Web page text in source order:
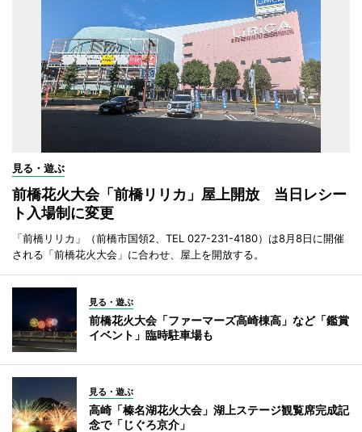
見る・遊ぶ
前橋花火大会「前橋リリカ」屋上開放 当日レシー
ト入場制に変更
「前橋リリカ」（前橋市国領2、TEL 027-231-4180）は8月8日に開催
される「前橋花火大会」に合わせ、屋上を開放する。
見る・遊ぶ
前橋花火大会「ファーマーズ高崎棟高」など「鑑賞
イベント」臨時駐車場も
見る・遊ぶ
高崎「榛名湖花火大会」湖上ステージ観覧席完成記
念で「じぐろ京介」